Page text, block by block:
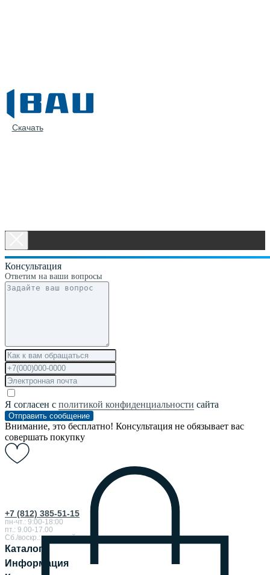
Скачать
+7 (812) 385-51-15
пн-чт.: 9:00-18:00
пт.: 9.00-17.00
Сб./воскр.: выходной
Каталог
Информация
Консультация
Ответим на ваши вопросы
Я согласен с политикой конфиденциальности сайта
Отправить сообщение
Внимание, это бесплатно! Консультация не обязывает вас
совершать покупку